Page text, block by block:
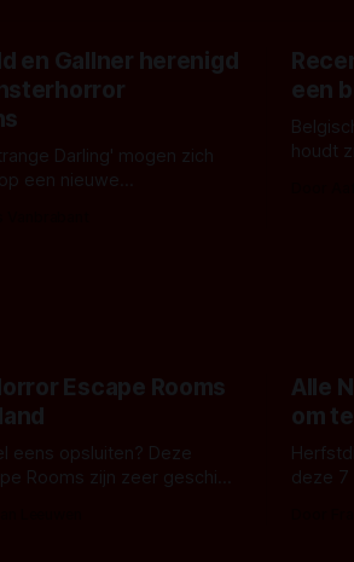
en Gallner herenigd
Darling' mogen zich
een nieuwe
een
houdt
Escape Rooms
eens opsluiten? Deze
Rooms zijn zeer geschikt
Alle
om
deze 7